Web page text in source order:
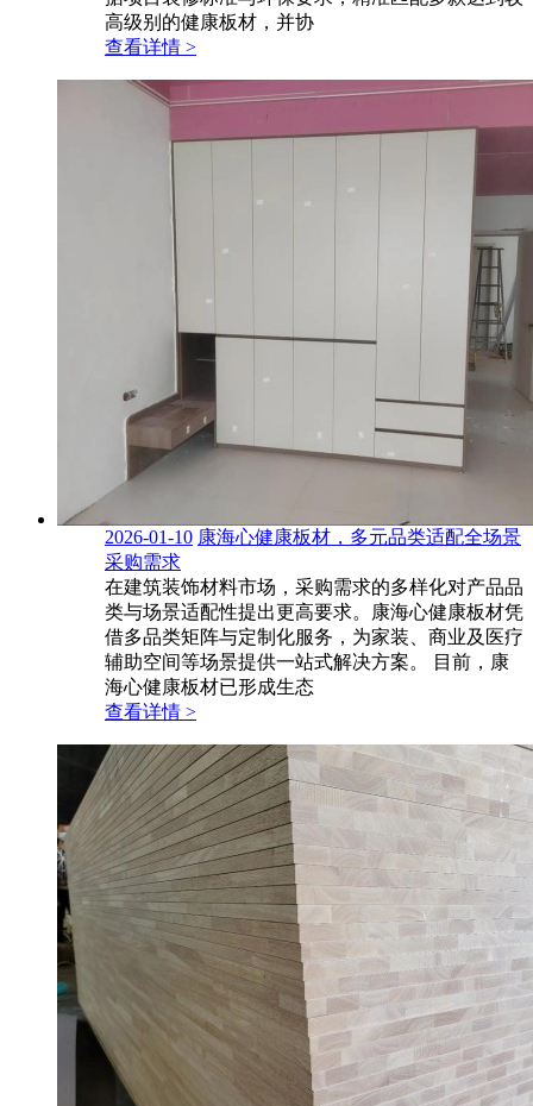
高级别的健康板材，并协
查看详情 >
2026-01-10 康海心健康板材，多元品类适配全场景
采购需求
在建筑装饰材料市场，采购需求的多样化对产品品
类与场景适配性提出更高要求。康海心健康板材凭
借多品类矩阵与定制化服务，为家装、商业及医疗
辅助空间等场景提供一站式解决方案。 目前，康
海心健康板材已形成生态
查看详情 >